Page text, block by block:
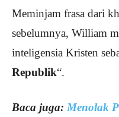
Meminjam frasa dari
sebelumnya, William
inteligensia Kristen
Republik“.
Baca juga: Menolak